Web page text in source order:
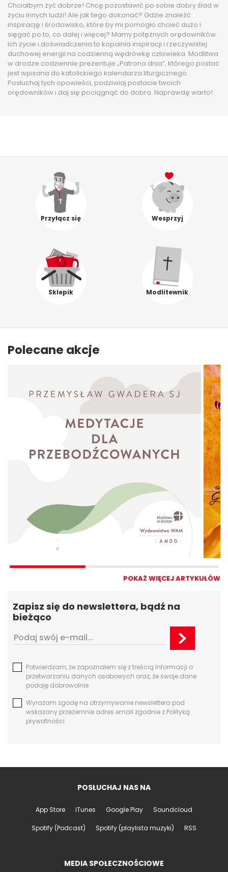
Chciałbym żyć dobrze! Chcę pozostawić po sobie dobry ślad w
życiu innych ludzi! Ale jak tego dokonać? Gdzie znaleźć
inspirację i środowisko, które by mi pomogło chcieć dużo i
sięgać po to, co dalej i więcej? Mamy potężnych orędowników.
Ich życie i doświadczenia to kopalnia inspiracji i rzeczywistej
duchowej energii na codzienną wędrówkę człowieka. Modlitwa
w drodze codziennie prezentuje „Patrona dnia”, którego postać
jest wpisana do katolickiego kalendarza liturgicznego.
Posłuchaj tych opowieści, podziwiaj postacie twoich
orędowników i daj się pociągnąć do dobra. Naprawdę warto!
Przyłącz się Wesprzyj
Sklepik Modlitewnik
Polecane akcje
POKAŻ WIĘCEJ ARTYKUŁÓW
Zapisz się do newslettera, bądź na
bieżąco
Potwierdzam, ze zapoznałem się z treścią Informacji o
przetwarzaniu danych osobowych oraz, że swoje dane
podaję dobrowolnie
Wyrażam zgodę na otrzymywanie newslettera pod
wskazany przezemnie adres email zgodnie z Polityką
prywatności
POSŁUCHAJ NAS NA
App Store iTunes Google Play Soundcloud
Spotify (Podcast) Spotify (playlista muzyki) RSS
MEDIA SPOŁECZNOŚCIOWE